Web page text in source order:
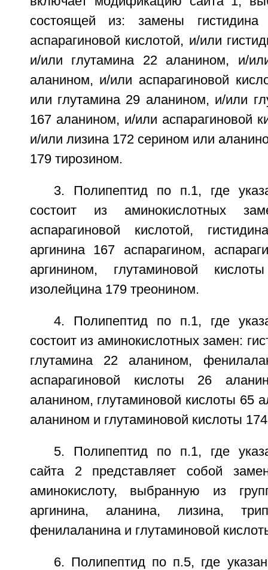
состоящей из: замены
аспарагиновой кислотой, и/или
и/или глутамина 22 аланином, и/
аланином, и/или аспарагиновой
или глутамина 29 аланином, и/или
167 аланином, и/или аспарагиновой
и/или лизина 172 серином или
179 тирозином.
3. Полипептид по п.1, где
состоит из аминокислотных
аспарагиновой кислотой,
аргинина 167 аспарагином,
аргинином, глутаминовой
изолейцина 179 треонином.
4. Полипептид по п.1, где
состоит из аминокислотных замен:
глутамина 22 аланином,
аспарагиновой кислоты 26
аланином, глутаминовой кислоты 65
аланином и глутаминовой кислоты
5. Полипептид по п.1, где
сайта 2 представляет собой
аминокислоту, выбранную из
аргинина, аланина, лизина,
фенилаланина и глутаминовой
6. Полипептид по п.5, где